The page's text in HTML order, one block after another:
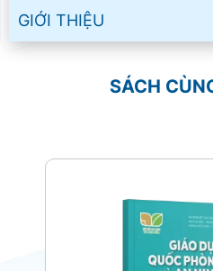
GIỚI THIỆU
SÁCH